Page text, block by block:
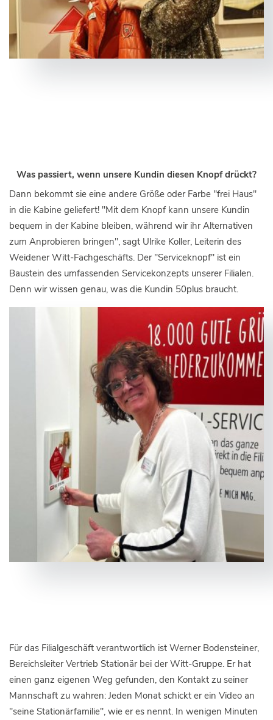
Was passiert, wenn unsere Kundin diesen Knopf drückt?
Dann bekommt sie eine andere Größe oder Farbe "frei Haus"
in die Kabine geliefert! "Mit dem Knopf kann unsere Kundin
bequem in der Kabine bleiben, während wir ihr Alternativen
zum Anprobieren bringen", sagt Ulrike Koller, Leiterin des
Weidener Witt-Fachgeschäfts. Der "Serviceknopf" ist ein
Baustein des umfassenden Servicekonzepts unserer Filialen.
Denn wir wissen genau, was die Kundin 50plus braucht.
Für das Filialgeschäft verantwortlich ist Werner Bodensteiner,
Bereichsleiter Vertrieb Stationär bei der Witt-Gruppe. Er hat
einen ganz eigenen Weg gefunden, den Kontakt zu seiner
Mannschaft zu wahren: Jeden Monat schickt er ein Video an
"seine Stationärfamilie", wie er es nennt. In wenigen Minuten